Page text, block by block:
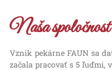
Naša spoločnosť
Vznik pekárne FAUN sa
začala pracovať s 5 ľuďmi,